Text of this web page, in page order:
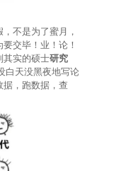
不是为了蜜月，
交毕！业！论！
其实的硕士研究
白天没黑夜地写论
据，跑数据，查